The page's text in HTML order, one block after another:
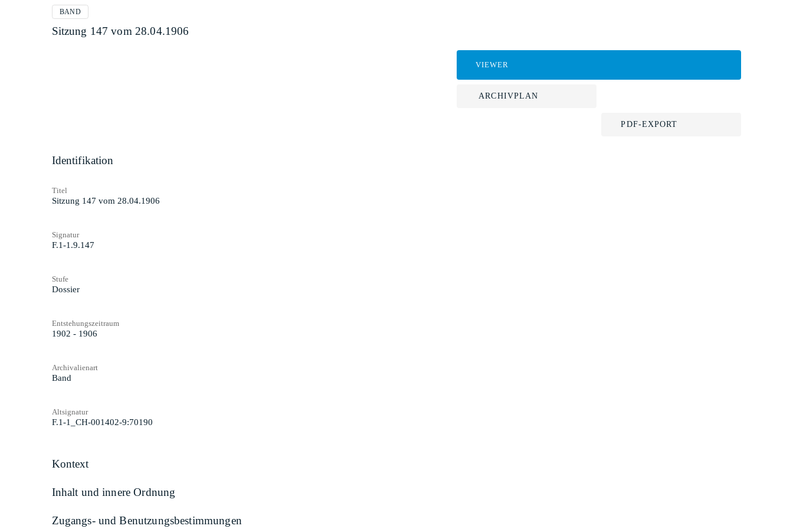
BAND
Sitzung 147 vom 28.04.1906
VIEWER
ARCHIVPLAN
PDF-EXPORT
Identifikation
Titel
Sitzung 147 vom 28.04.1906
Signatur
F.1-1.9.147
Stufe
Dossier
Entstehungszeitraum
1902 - 1906
Archivalienart
Band
Altsignatur
F.1-1_CH-001402-9:70190
Kontext
Inhalt und innere Ordnung
Zugangs- und Benutzungsbestimmungen